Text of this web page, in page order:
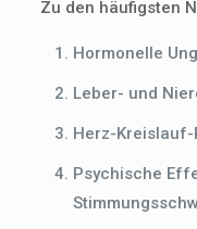
Zu den häufigsten
Hormonelle
Leber- und
Herz-Kreislauf-
Psychische